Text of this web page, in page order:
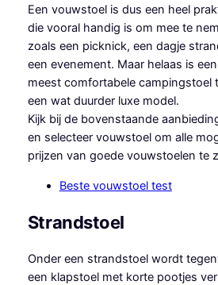
Een vouwstoel is dus een heel
die vooral handig is om mee te
zoals een picknick, een dagje
een evenement. Maar helaas is
meest comfortabele campingstoel
een wat duurder luxe model.
Kijk bij de bovenstaande
en selecteer vouwstoel om alle
prijzen van goede vouwstoelen te
Beste vouwstoel test
Strandstoel
Onder een strandstoel wordt
een klapstoel met korte pootjes